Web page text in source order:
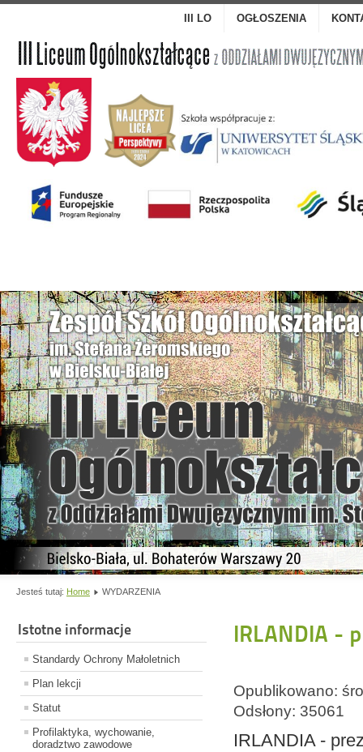
III LO OGŁOSZENIA
Jesteś tutaj: Home WYDARZENIA
Istotne informacje
Standardy Ochrony Małoletnich
Plan lekcji
Statut
Profilaktyka, wychowanie,
doradztwo zawodowe
IRLANDIA -
Opublikowano:
Odsłony: 35061
IRLANDIA -